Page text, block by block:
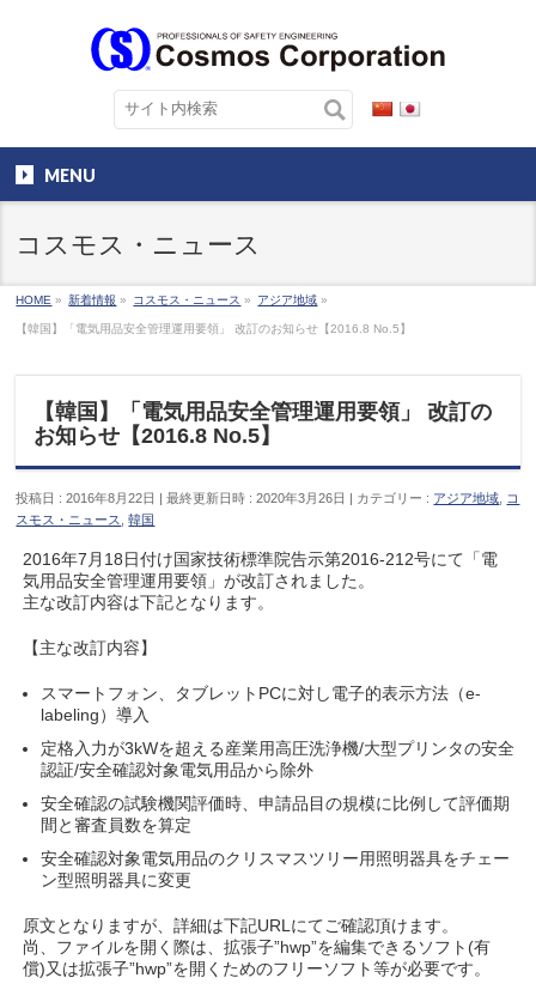
MENU
コスモス・ニュース
HOME » 新着情報 » コスモス・ニュース » アジア地域 »
【韓国】「電気用品安全管理運用要領」 改訂のお知らせ【2016.8 No.5】
【韓国】「電気用品安全管理運用要領」 改訂の
お知らせ【2016.8 No.5】
投稿日 : 2016年8月22日 最終更新日時 : 2020年3月26日 カテゴリー : アジア地域
コ
スモス・ニュース
,韓国
2016年7月18日付け国家技術標準院告示第2016-212号にて「電
気用品安全管理運用要領」が改訂されました。
主な改訂内容は下記となります。
【主な改訂内容】
スマートフォン、タブレットPCに対し電子的表示方法（e-
labeling）導入
定格入力が3kWを超える産業用高圧洗浄機/大型プリンタの安全
認証/安全確認対象電気用品から除外
安全確認の試験機関評価時、申請品目の規模に比例して評価期
間と審査員数を算定
安全確認対象電気用品のクリスマスツリー用照明器具をチェー
ン型照明器具に変更
原文となりますが、詳細は下記URLにてご確認頂けます。
尚、ファイルを開く際は、拡張子”hwp”を編集できるソフト(有
償)又は拡張子”hwp”を開くためのフリーソフト等が必要です。